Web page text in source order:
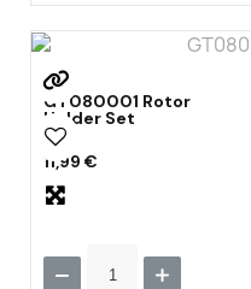
GT080001 Rotor
Holder Set
11,99 €